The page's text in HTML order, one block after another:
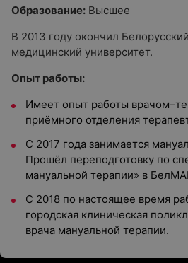
Образование: Высшее
В 2013 году окончил
медицинский университет.
Опыт работы:
Имеет опыт работы
приёмного отделения
С 2017 года занимается
Прошёл переподготовку по
мануальной терапии» в
С 2018 по настоящее время
городская клиническая
врача мануальной терапии.